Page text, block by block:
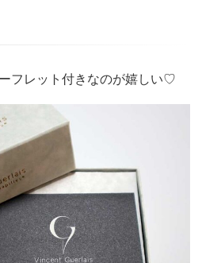
フレット付きなのが嬉しい♡